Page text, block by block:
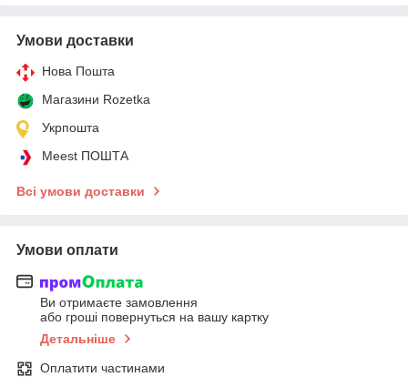
Умови доставки
Нова Пошта
Магазини Rozetka
Укрпошта
Meest ПОШТА
Всі умови доставки
Умови оплати
Ви отримаєте замовлення
або гроші повернуться на вашу картку
Детальніше
Оплатити частинами